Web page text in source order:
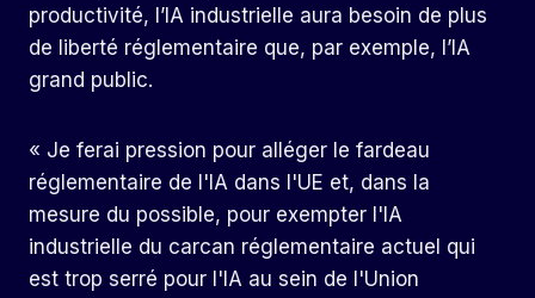
productivité, l’IA industrielle aura besoin de plus
de liberté réglementaire que, par exemple, l’IA
grand public.
« Je ferai pression pour alléger le fardeau
réglementaire de l'IA dans l'UE et, dans la
mesure du possible, pour exempter l'IA
industrielle du carcan réglementaire actuel qui
est trop serré pour l'IA au sein de l'Union